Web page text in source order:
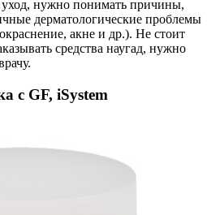
нужно понимать причины,
дерматологические проблемы
акне и др.). Не стоит
средства наугад, нужно
с GF, iSystem